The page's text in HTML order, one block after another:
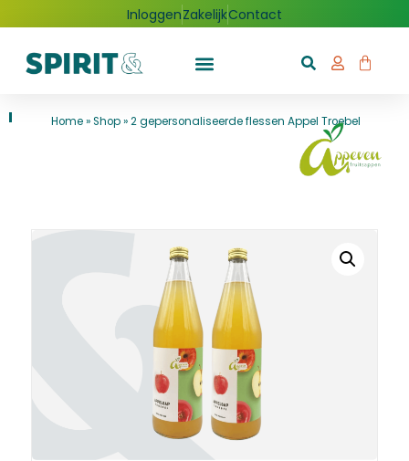
InloggenZakelijkContact
Home»Shop»2 gepersonaliseerde flessen Appel Troebel